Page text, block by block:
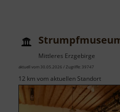
Mittleres Erzgebirge
aktuell vom 30.05.2026 / Zugriffe: 39747
12 km vom aktuellen Standort